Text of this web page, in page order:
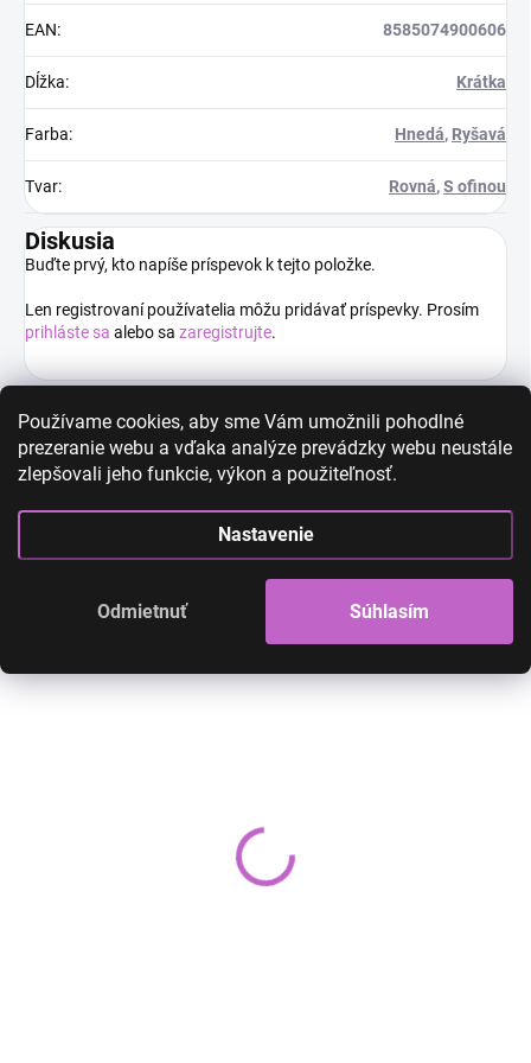
Používame cookies, aby sme Vám umožnili pohodlné
prezeranie webu a vďaka analýze prevádzky webu neustále
zlepšovali jeho funkcie, výkon a použiteľnosť.
Nastavenie
Odmietnuť Súhlasím
EAN: 8585074900606
Dĺžka: Krátka
Farba: Hnedá, Ryšavá
Tvar: Rovná,S ofinou
Diskusia
Buďte prvý, kto napíše príspevok k tejto položke.
Len registrovaní používatelia môžu pridávať príspevky. Prosím
prihláste sa alebo sa zaregistrujte.
High-contrast mode
Cosplay - krátka červená -
ryšavá parochňa s drdolom